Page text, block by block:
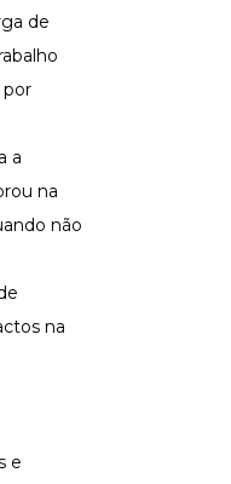
de
por
a
na
não
na
e